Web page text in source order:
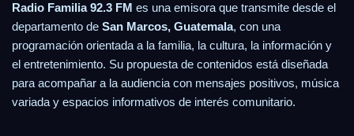
Radio Familia 92.3 FM es una emisora que transmite desde el
departamento de San Marcos, Guatemala, con una
programación orientada a la familia, la cultura, la información y
el entretenimiento. Su propuesta de contenidos está diseñada
para acompañar a la audiencia con mensajes positivos, música
variada y espacios informativos de interés comunitario.